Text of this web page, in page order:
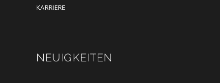
KARRIERE
NEUIGKEITEN